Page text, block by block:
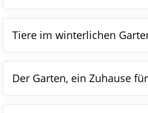
Tiere im winterlichen
Der Garten, ein Zuhause